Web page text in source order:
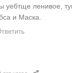
уебтще ленивое,
и Маска.